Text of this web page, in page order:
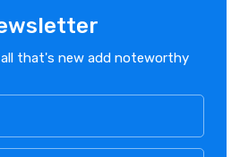
that's new add noteworthy